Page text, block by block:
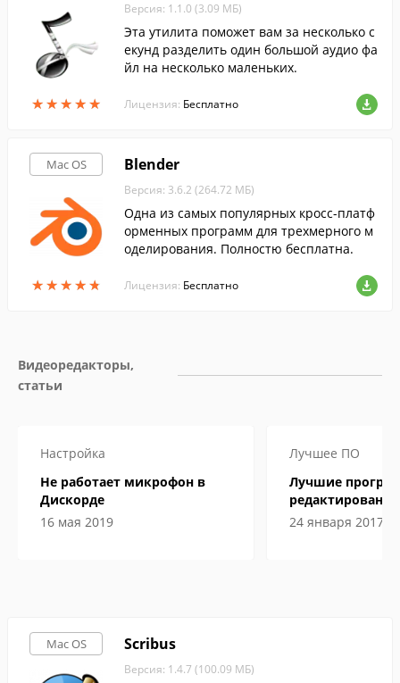
★★★★★
★★★★★
Версия: 1.1.0 (3.09 МБ)
Эта утилита поможет вам за несколько с
екунд разделить один большой аудио фа
йл на несколько маленьких.
Лицензия: Бесплатно
Mac OS
★★★★★
★★★★★
Blender
Версия: 3.6.2 (264.72 МБ)
Одна из самых популярных кросс-платф
орменных программ для трехмерного м
оделирования. Полностю бесплатна.
Лицензия: Бесплатно
Видеоредакторы,
статьи
Настройка
Не работает микрофон в
Дискорде
16 мая 2019
Лучшее ПО
Лучшие
подробные
24 января 2017
Mac OS Scribus
Версия: 1.4.7 (100.09 МБ)